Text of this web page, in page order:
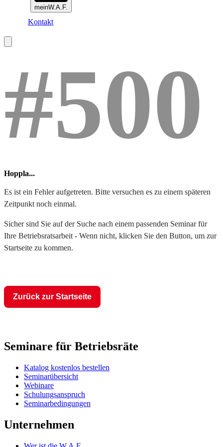
meinW.A.F.
Kontakt
#500
Hoppla...
Es ist ein Fehler aufgetreten. Bitte versuchen es zu einem späteren
Zeitpunkt noch einmal.
Sicher sind Sie auf der Suche nach einem passenden Seminar für
Ihre Betriebsratsarbeit - Wenn nicht, klicken Sie den Button, um zur
Startseite zu kommen.
Zurück zur Startseite
Seminare für Betriebsräte
Katalog kostenlos bestellen
Seminarübersicht
Webinare
Schulungsanspruch
Seminarbedingungen
Unternehmen